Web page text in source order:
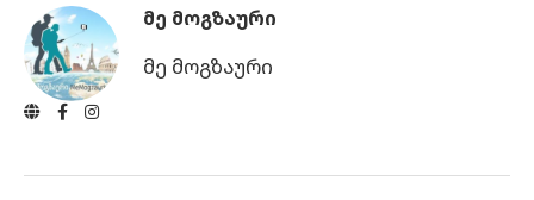
ᲛᲔ ᲛᲝᲒᲖᲐᲣᲠᲘ
მე მოგზაური